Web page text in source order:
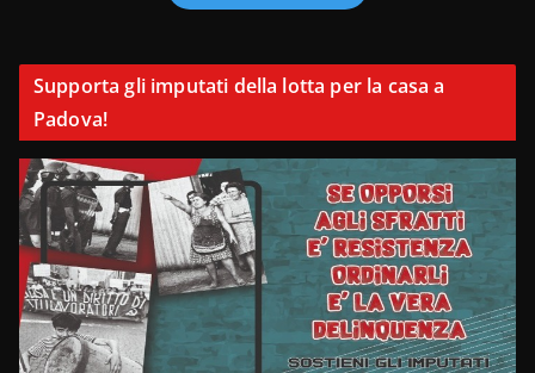
Supporta gli imputati della lotta per la casa a
Padova!